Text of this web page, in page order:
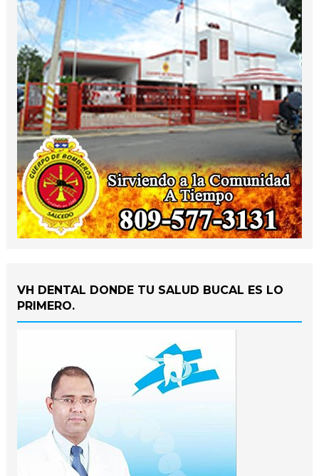
VH DENTAL DONDE TU SALUD BUCAL ES LO
PRIMERO.